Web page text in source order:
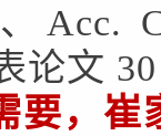
Acc.
论文
要，崔